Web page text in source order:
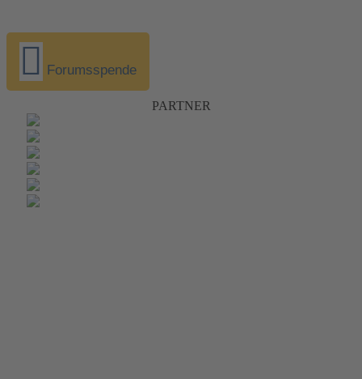
Forumsspende
PARTNER